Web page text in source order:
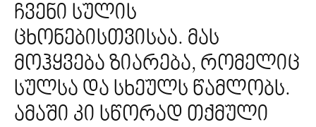
ჩვენი სულის
ცხონებისთვისაა. მას
მოჰყვება ზიარება, რომელიც
სულსა და სხეულს წამლობს.
ამაში კი სწორად თქმული